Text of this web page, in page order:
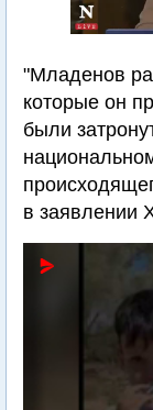
"Младенов
которые он
были
в заявлении